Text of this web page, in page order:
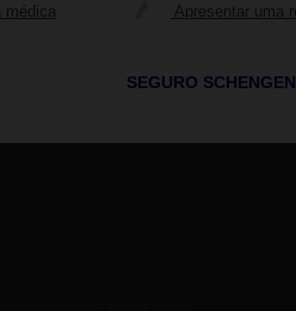
médica Apresentar uma
SEGURO SCHENGEN